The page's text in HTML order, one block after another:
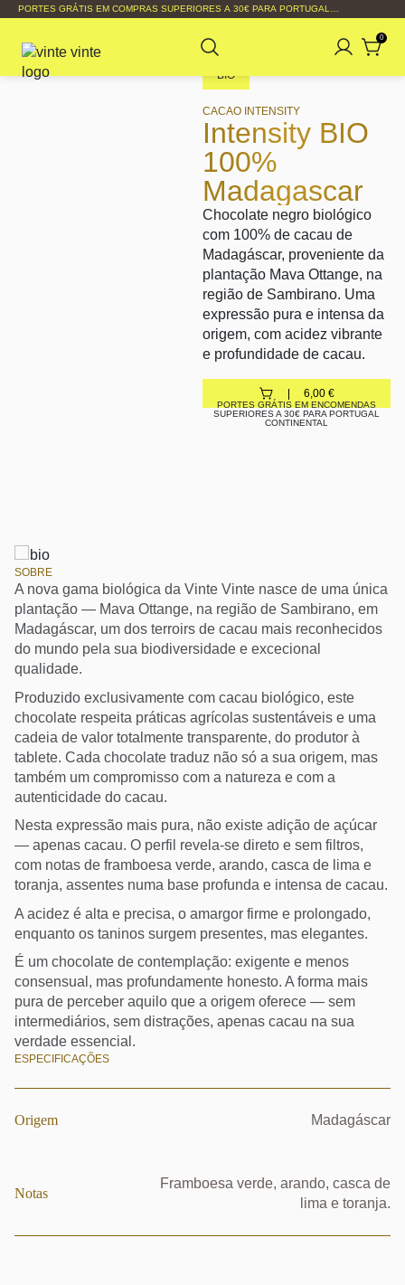
PORTES GRÁTIS EM COMPRAS SUPERIORES A 30€ PARA PORTUGAL
CONTINENTAL
0
BIO
CACAO INTENSITY
Intensity BIO
100%
Madagascar
Chocolate negro biológico
com 100% de cacau de
Madagáscar, proveniente da
plantação Mava Ottange, na
região de Sambirano. Uma
expressão pura e intensa da
origem, com acidez vibrante
e profundidade de cacau.
6,00 €
PORTES GRÁTIS EM ENCOMENDAS
SUPERIORES A 30€ PARA PORTUGAL
CONTINENTAL
SOBRE
A nova gama biológica da Vinte Vinte nasce de uma única
plantação — Mava Ottange, na região de Sambirano, em
Madagáscar, um dos terroirs de cacau mais reconhecidos
do mundo pela sua biodiversidade e excecional
qualidade.
Produzido exclusivamente com cacau biológico, este
chocolate respeita práticas agrícolas sustentáveis e uma
cadeia de valor totalmente transparente, do produtor à
tablete. Cada chocolate traduz não só a sua origem, mas
também um compromisso com a natureza e com a
autenticidade do cacau.
Nesta expressão mais pura, não existe adição de açúcar
— apenas cacau. O perfil revela-se direto e sem filtros,
com notas de framboesa verde, arando, casca de lima e
toranja, assentes numa base profunda e intensa de cacau.
A acidez é alta e precisa, o amargor firme e prolongado,
enquanto os taninos surgem presentes, mas elegantes.
É um chocolate de contemplação: exigente e menos
consensual, mas profundamente honesto. A forma mais
pura de perceber aquilo que a origem oferece — sem
intermediários, sem distrações, apenas cacau na sua
verdade essencial.
ESPECIFICAÇÕES
Origem Madagáscar
Notas
Framboesa verde, arando, casca de
lima e toranja.